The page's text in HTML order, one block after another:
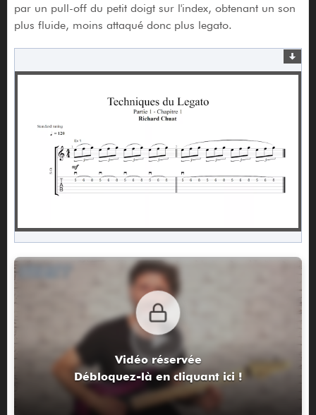
par un pull-off du petit doigt sur l'index, obtenant un son
plus fluide, moins attaqué donc plus legato.
Vidéo réservée
Débloquez-là en cliquant ici !